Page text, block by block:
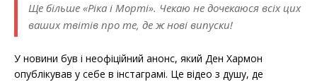
Ще більше «Ріка і Морті». Чекаю не дочекаюся всіх цих
ваших твітів про те, де ж нові випуски!
У новини був і неофіційний анонс, який Ден Хармон
опублікував у себе в інстаграмі. Це відео з душу, де